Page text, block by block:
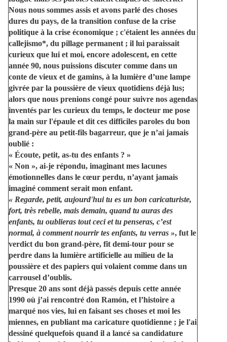
Nous nous sommes assis et avons parlé des choses
dures du pays, de la transition confuse de la crise
politique à la crise économique ; c'étaient les années du
callejismo*, du pillage permanent ; il lui paraissait
curieux que lui et moi, encore adolescent, en cette
année 90, nous puissions discuter comme dans un
conte de vieux et de gamins, à la lumière d’une lampe
givrée par la poussière de vieux quotidiens déjà lus;
alors que nous prenions congé pour suivre nos agendas
inventés par les curieux du temps, le docteur me pose
la main sur l'épaule et dit ces difficiles paroles du bon
grand-père au petit-fils bagarreur, que je n’ai jamais
oublié :
« Écoute, petit, as-tu des enfants ? »
« Non », ai-je répondu, imaginant mes lacunes
émotionnelles dans le cœur perdu, n’ayant jamais
imaginé comment serait mon enfant.
« Regarde, petit, aujourd'hui tu es un bon caricaturiste,
fort, très rebelle, mais demain, quand tu auras des
enfants, tu oublieras tout ceci et tu penseras, c’est
normal, à comment nourrir tes enfants, tu verras », fut le
verdict du bon grand-père, fit demi-tour pour se
perdre dans la lumière artificielle au milieu de la
poussière et des papiers qui volaient comme dans un
carrousel d’oublis.
Presque 20 ans sont déjà passés depuis cette année
1990 où j’ai rencontré don Ramón, et l’histoire a
marqué nos vies, lui en faisant ses choses et moi les
miennes, en publiant ma caricature quotidienne ; je l'ai
dessiné quelquefois quand il a lancé sa candidature